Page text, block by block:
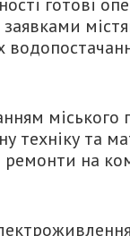
заявками
техніку та
ремонти на